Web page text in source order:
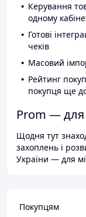
Керування
одному
Готові
чеків
Масовий
Рейтинг
покупця ще
Prom — для
Щодня тут
захоплень і
України — для
Покупцям